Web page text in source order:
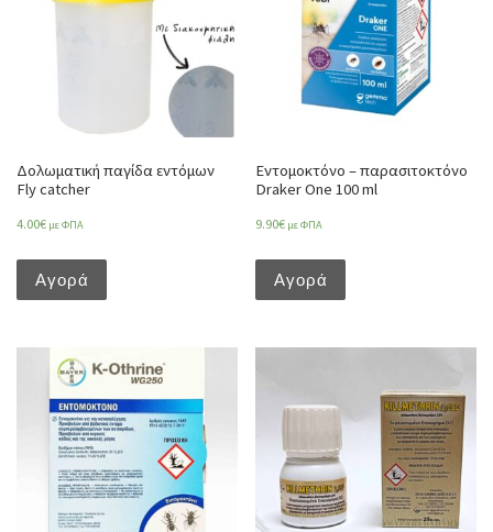
Δολωματική παγίδα εντόμων
Fly catcher
4.00€ με ΦΠΑ
Αγορά
Εντομοκτόνο – παρασιτοκτόνο
Draker One 100 ml
9.90€ με ΦΠΑ
Αγορά